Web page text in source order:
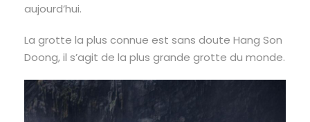
aujourd’hui.
La grotte la plus connue est sans doute Hang Son
Doong, il s’agit de la plus grande grotte du monde.